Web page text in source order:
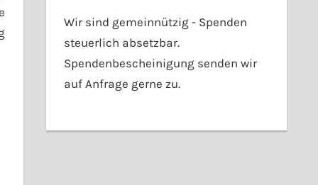
Wir sind gemeinnützig - Spenden
steuerlich absetzbar.
Spendenbescheinigung senden wir
auf Anfrage gerne zu.